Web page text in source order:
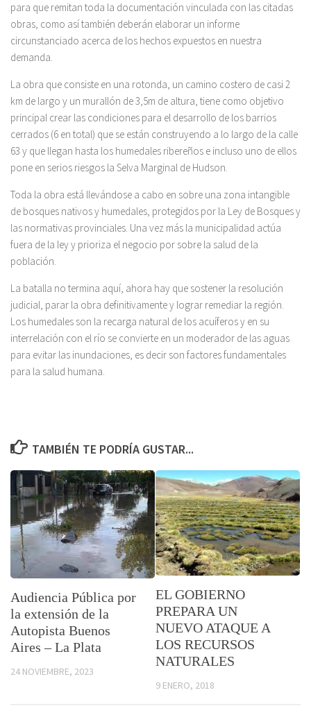
para que remitan toda la documentación vinculada con las citadas
obras, como así también deberán elaborar un informe
circunstanciado acerca de los hechos expuestos en nuestra
demanda.
La obra que consiste en una rotonda, un camino costero de casi 2
km de largo y un murallón de 3,5m de altura, tiene como objetivo
principal crear las condiciones para el desarrollo de los barrios
cerrados (6 en total) que se están construyendo a lo largo de la calle
63 y que llegan hasta los humedales ribereños e incluso uno de ellos
pone en serios riesgos la Selva Marginal de Hudson.
Toda la obra está llevándose a cabo en sobre una zona intangible
de bosques nativos y humedales, protegidos por la Ley de Bosques y
las normativas provinciales. Una vez más la municipalidad actúa
fuera de la ley y prioriza el negocio por sobre la salud de la
población.
La batalla no termina aquí, ahora hay que sostener la resolución
judicial, parar la obra definitivamente y lograr remediar la región.
Los humedales son la recarga natural de los acuíferos y en su
interrelación con el río se convierte en un moderador de las aguas
para evitar las inundaciones, es decir son factores fundamentales
para la salud humana.
TAMBIÉN TE PODRÍA GUSTAR...
Audiencia Pública por
la extensión de la
Autopista Buenos
Aires – La Plata
24 NOVIEMBRE, 2023
EL GOBIERNO
PREPARA UN
NUEVO ATAQUE A
LOS RECURSOS
NATURALES
9 ENERO, 2018